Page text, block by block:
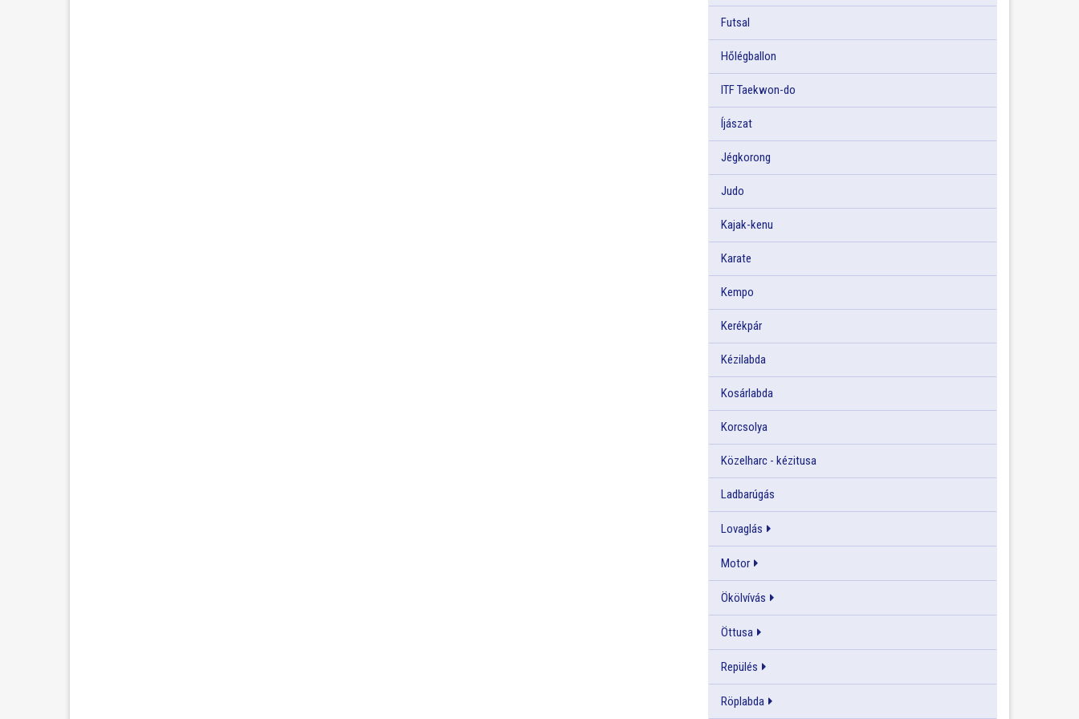
Futsal
Hőlégballon
ITF Taekwon-do
Íjászat
Jégkorong
Judo
Kajak-kenu
Karate
Kempo
Kerékpár
Kézilabda
Kosárlabda
Korcsolya
Közelharc - kézitusa
Ladbarúgás
Lovaglás
Motor
Ökölvívás
Öttusa
Repülés
Röplabda